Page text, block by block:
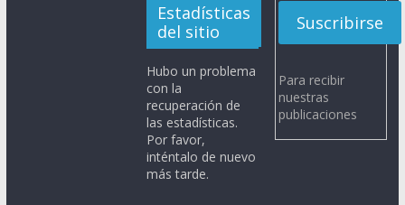
Estadísticas
del sitio
Hubo un problema
con la
recuperación de
las estadísticas.
Por favor,
inténtalo de nuevo
más tarde.
Para recibir
nuestras
publicaciones